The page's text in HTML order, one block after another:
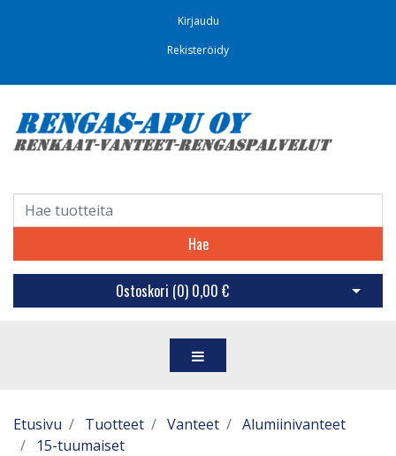
Kirjaudu
Rekisteröidy
Hae
Ostoskori (0) 0,00 € Avaa
Etusivu Tuotteet Vanteet
Alumiinivanteet
15-tuumaiset